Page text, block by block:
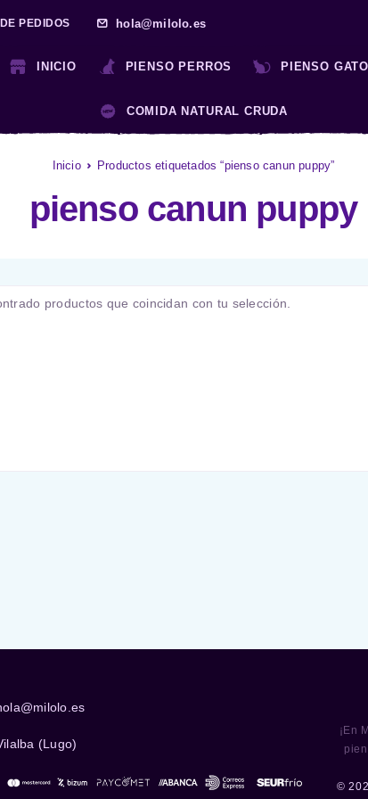
PEDIDOS hola@milolo.es
INICIO PIENSO PERROS PIENSO
COMIDA NATURAL CRUDA
Inicio Productos etiquetados “pienso canun puppy”
pienso canun puppy
productos que coincidan con tu selección.
(Lugo)
¡En
©